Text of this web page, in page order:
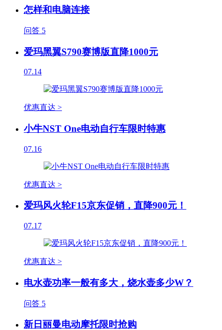
怎样和电脑连接
问答 5
爱玛黑翼S790赛博版直降1000元
07.14
优惠直达 >
小牛NST One电动自行车限时特惠
07.16
优惠直达 >
爱玛风火轮F15京东促销，直降900元！
07.17
优惠直达 >
电水壶功率一般有多大，烧水壶多少W？
问答 5
新日丽曼电动摩托限时抢购